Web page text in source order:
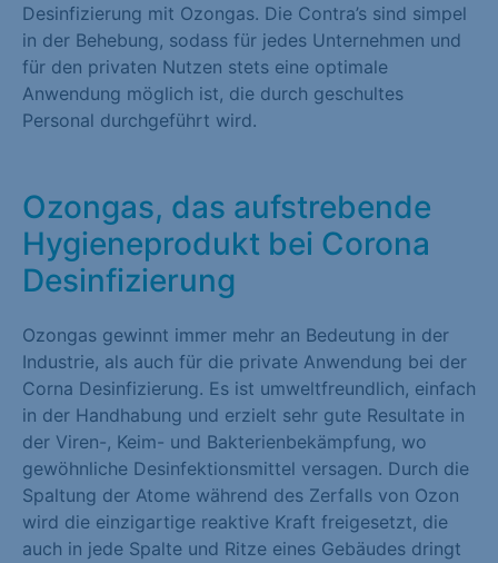
Desinfizierung mit Ozongas. Die Contra’s sind simpel
in der Behebung, sodass für jedes Unternehmen und
für den privaten Nutzen stets eine optimale
Anwendung möglich ist, die durch geschultes
Personal durchgeführt wird.
Ozongas, das aufstrebende
Hygieneprodukt bei Corona
Desinfizierung
Ozongas gewinnt immer mehr an Bedeutung in der
Industrie, als auch für die private Anwendung bei der
Corna Desinfizierung. Es ist umweltfreundlich, einfach
in der Handhabung und erzielt sehr gute Resultate in
der Viren-, Keim- und Bakterienbekämpfung, wo
gewöhnliche Desinfektionsmittel versagen. Durch die
Spaltung der Atome während des Zerfalls von Ozon
wird die einzigartige reaktive Kraft freigesetzt, die
auch in jede Spalte und Ritze eines Gebäudes dringt
Informationen helfen uns zu verstehen, wie unsere Besucher
unsere Website nutzen. Statistik Cookies erfassen Informationen
anonym. Diese Informationen helfen uns zu verstehen, wie
unsere Besucher unsere Website nutzen.
Cookie-Informationen anzeigen
Marketing-Cookies werden von Drittanbietern oder Publishern
verwendet, um personalisierte Werbung anzuzeigen. Sie tun
dies, indem sie Besucher über Websites hinweg verfolgen.
Externe Medien (1)
Inhalte von Videoplattformen und Social-Media-Plattformen
werden standardmäßig blockiert. Wenn Cookies von externen
Medien akzeptiert werden, bedarf der Zugriff auf diese Inhalte
keiner manuellen Einwilligung mehr.
Cookie-Informationen anzeigen